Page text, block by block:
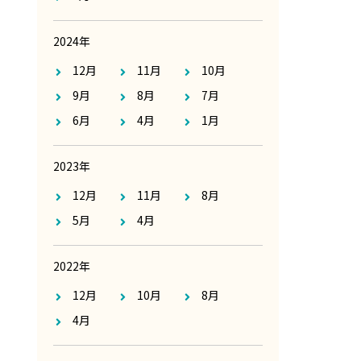
2024年
12月
11月
10月
9月
8月
7月
6月
4月 1月
2023年
12月
11月
8月
5月
4月
2022年
12月
10月
8月
4月